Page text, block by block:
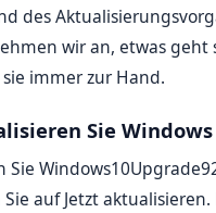
des
wir an, etwas geht
immer zur Hand.
Sie
Sie
Sie auf Jetzt